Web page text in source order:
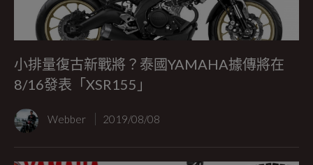
小排量復古新戰將？泰國YAMAHA據傳將在
8/16發表「XSR155」
Webber 2019/08/08